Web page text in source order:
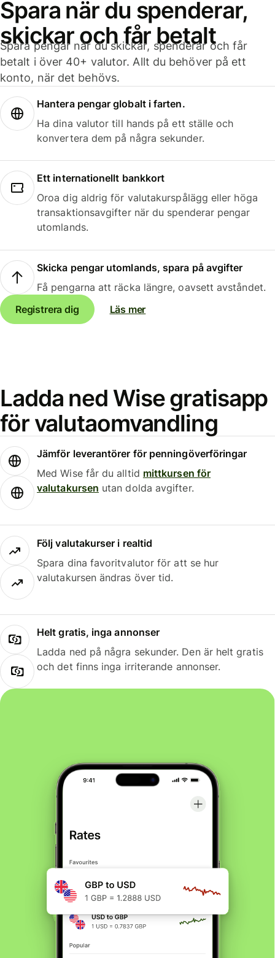
Spara när du spenderar,
skickar och får betalt
Spara pengar när du skickar, spenderar och får
betalt i över 40+ valutor. Allt du behöver på ett
konto, när det behövs.
Hantera pengar globalt i farten.
Ha dina valutor till hands på ett ställe och
konvertera dem på några sekunder.
Ett internationellt bankkort
Oroa dig aldrig för valutakurspålägg eller höga
transaktionsavgifter när du spenderar pengar
utomlands.
Skicka pengar utomlands, spara på avgifter
Få pengarna att räcka längre, oavsett avståndet.
Registrera dig
Läs mer
Ladda ned Wise gratisapp
för valutaomvandling
Jämför leverantörer för penningöverföringar
Med Wise får du alltid mittkursen för
valutakursen utan dolda avgifter.
Följ valutakurser i realtid
Spara dina favoritvalutor för att se hur
valutakursen ändras över tid.
Helt gratis, inga annonser
Ladda ned på några sekunder. Den är helt gratis
och det finns inga irriterande annonser.